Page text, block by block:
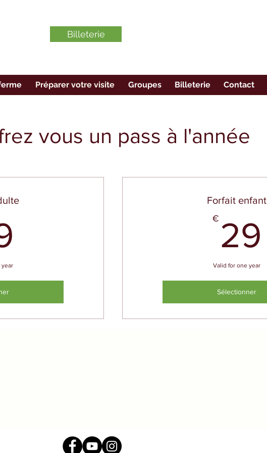
Billeterie
Préparer votre visite Groupes Billeterie Contact
vous un pass à l'année
year
Forfait enfant
€ 29
Valid for one year
Sélectionner